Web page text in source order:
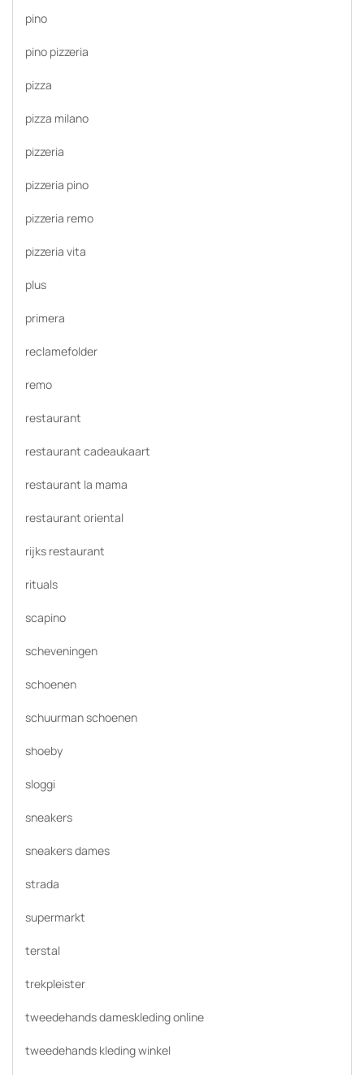
pino
pino pizzeria
pizza
pizza milano
pizzeria
pizzeria pino
pizzeria remo
pizzeria vita
plus
primera
reclamefolder
remo
restaurant
restaurant cadeaukaart
restaurant la mama
restaurant oriental
rijks restaurant
rituals
scapino
scheveningen
schoenen
schuurman schoenen
shoeby
sloggi
sneakers
sneakers dames
strada
supermarkt
terstal
trekpleister
tweedehands dameskleding online
tweedehands kleding winkel